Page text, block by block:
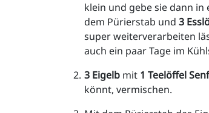
klein und gebe sie dann
dem Pürierstab und 3
super weiterverarbeiten
auch ein paar Tage im
3 Eigelb mit 1 Teelöffel Senf
könnt, vermischen.